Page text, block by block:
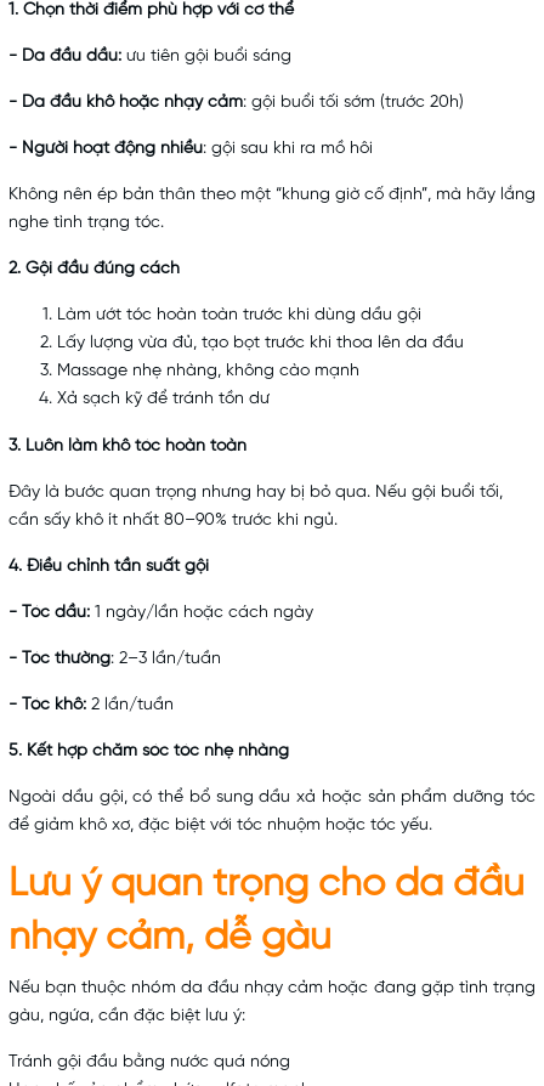
1. Chọn thời điểm phù hợp với cơ thể
- Da đầu dầu: ưu tiên gội buổi sáng
- Da đầu khô hoặc nhạy cảm: gội buổi tối sớm (trước 20h)
- Người hoạt động nhiều: gội sau khi ra mồ hôi
Không nên ép bản thân theo một “khung giờ cố định”, mà hãy lắng
nghe tình trạng tóc.
2. Gội đầu đúng cách
Làm ướt tóc hoàn toàn trước khi dùng dầu gội
Lấy lượng vừa đủ, tạo bọt trước khi thoa lên da đầu
Massage nhẹ nhàng, không cào mạnh
Xả sạch kỹ để tránh tồn dư
3. Luôn làm khô tóc hoàn toàn
Đây là bước quan trọng nhưng hay bị bỏ qua. Nếu gội buổi tối,
cần sấy khô ít nhất 80–90% trước khi ngủ.
4. Điều chỉnh tần suất gội
- Tóc dầu: 1 ngày/lần hoặc cách ngày
- Tóc thường: 2–3 lần/tuần
- Tóc khô: 2 lần/tuần
5. Kết hợp chăm sóc tóc nhẹ nhàng
Ngoài dầu gội, có thể bổ sung dầu xả hoặc sản phẩm dưỡng tóc
để giảm khô xơ, đặc biệt với tóc nhuộm hoặc tóc yếu.
Lưu ý quan trọng cho da đầu
nhạy cảm, dễ gàu
Nếu bạn thuộc nhóm da đầu nhạy cảm hoặc đang gặp tình trạng
gàu, ngứa, cần đặc biệt lưu ý:
Tránh gội đầu bằng nước quá nóng